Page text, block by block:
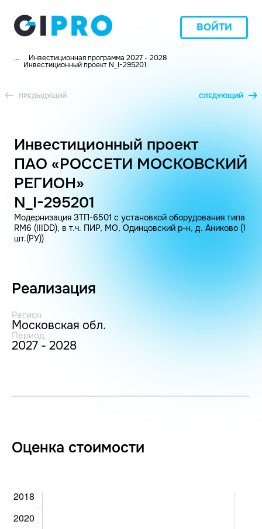
ВОЙТИ
... Инвестиционная программа 2027 - 2028
Инвестиционный проект N_I-295201
ПРЕДЫДУЩИЙ СЛЕДУЮЩИЙ
Инвестиционный проект
ПАО «РОССЕТИ МОСКОВСКИЙ
РЕГИОН»
N_I-295201
Модернизация ЗТП-6501 с установкой оборудования типа
RM6 (IIIDD), в т.ч. ПИР, МО, Одинцовский р-н, д. Аниково (1
шт.(РУ))
Реализация
Регион
Московская обл.
Период
2027 - 2028
Оценка стоимости